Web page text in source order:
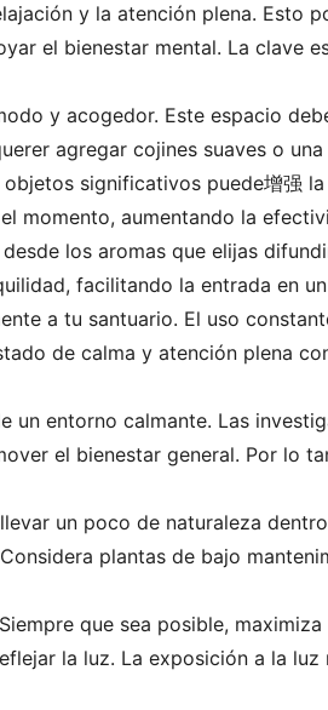
y la atención plena. Esto
el bienestar mental. La clave
y acogedor. Este espacio
agregar cojines suaves o
significativos puede增强
momento, aumentando la
los aromas que elijas
facilitando la entrada en
a tu santuario. El uso
de calma y atención plena
un entorno calmante. Las
el bienestar general. Por lo
un poco de naturaleza
plantas de bajo
que sea posible,
la luz. La exposición a la